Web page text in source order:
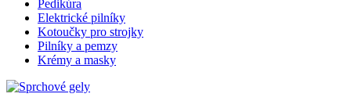
Pedikúra
Elektrické pilníky
Kotoučky pro strojky
Pilníky a pemzy
Krémy a masky